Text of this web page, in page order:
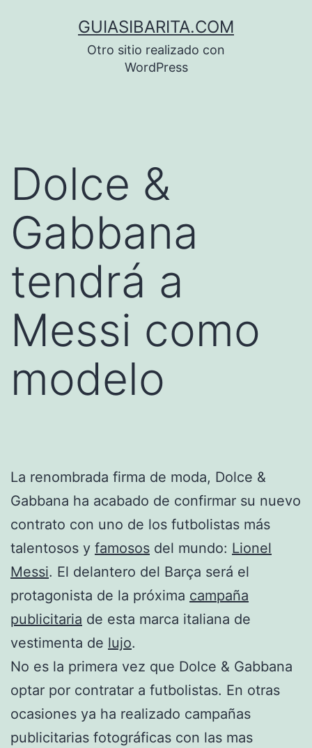
GUIASIBARITA.COM
Otro sitio realizado con
WordPress
Dolce &
Gabbana
tendrá a
Messi como
modelo
La renombrada firma de moda, Dolce &
Gabbana ha acabado de confirmar su nuevo
contrato con uno de los futbolistas más
talentosos y famosos del mundo: Lionel
Messi. El delantero del Barça será el
protagonista de la próxima campaña
publicitaria de esta marca italiana de
vestimenta de lujo.
No es la primera vez que Dolce & Gabbana
optar por contratar a futbolistas. En otras
ocasiones ya ha realizado campañas
publicitarias fotográficas con las mas